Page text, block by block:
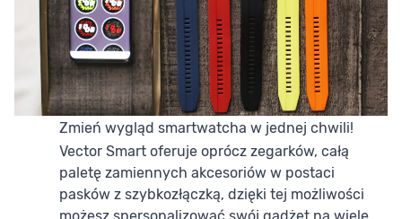
Zmień wygląd smartwatcha w jednej chwili!
Vector Smart oferuje oprócz zegarków, całą
paletę zamiennych akcesoriów w postaci
pasków z szybkozłączką, dzięki tej możliwości